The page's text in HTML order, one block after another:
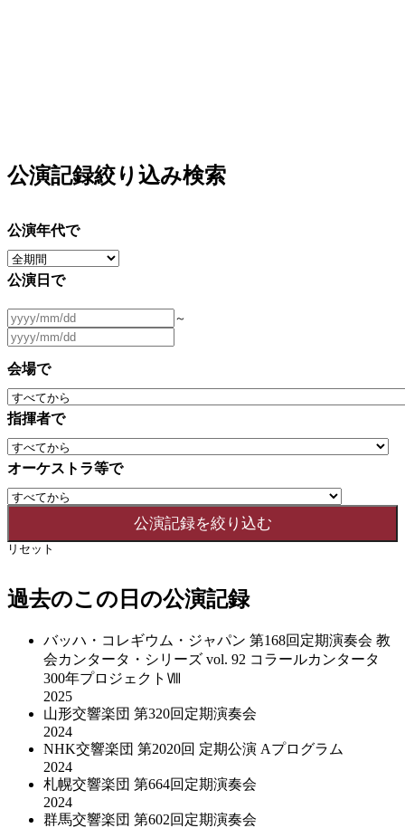
公演記録絞り込み検索
公演年代で
公演日で
～
会場で
指揮者で
オーケストラ等で
リセット
過去のこの日の公演記録
バッハ・コレギウム・ジャパン 第168回定期演奏会 教
会カンタータ・シリーズ vol. 92 コラールカンタータ
300年プロジェクトⅧ
2025
山形交響楽団 第320回定期演奏会
2024
NHK交響楽団 第2020回 定期公演 Aプログラム
2024
札幌交響楽団 第664回定期演奏会
2024
群馬交響楽団 第602回定期演奏会